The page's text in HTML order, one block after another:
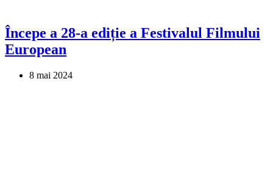
Începe a 28-a ediție a Festivalul Filmului
European
8 mai 2024